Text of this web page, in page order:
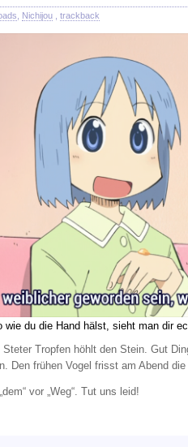
Nichijou trackback
wie du die Hand hälst, sieht man dir
Tropfen höhlt den Stein. Gut
Den frühen Vogel frisst am Abend
vor „Weg“. Tut uns leid!